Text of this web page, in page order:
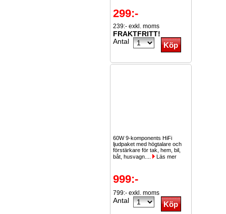
299:-
239:- exkl. moms
FRAKTFRITT!
Antal
60W 9-komponents HiFi
ljudpaket med högtalare och
förstärkare för tak, hem, bil,
båt, husvagn....
Läs mer
999:-
799:- exkl. moms
Antal